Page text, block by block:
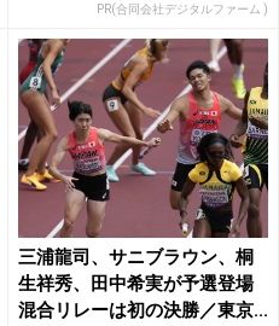
PR(合同会社デジタルファーム )
三浦龍司、サニブラウン、桐
生祥秀、田中希実が予選登場
混合リレーは初の決勝／東京...